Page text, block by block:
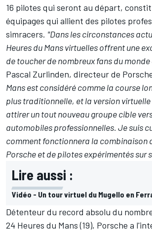
16 pilotes qui seront au départ,
équipages qui allient des pilotes
simracers. "Dans les circonstances
Heures du Mans virtuelles offrent une
de toucher de nombreux fans du
Pascal Zurlinden, directeur de
Mans est considéré comme la course
plus traditionnelle, et la version
attirer un tout nouveau groupe cible
automobiles professionnelles. Je suis
comment fonctionnera la combinaison
Porsche et de pilotes expérimentés sur
Lire aussi :
Vidéo - Un tour virtuel du Mugello en
Détenteur du record absolu du
24 Heures du Mans (19), Porsche a